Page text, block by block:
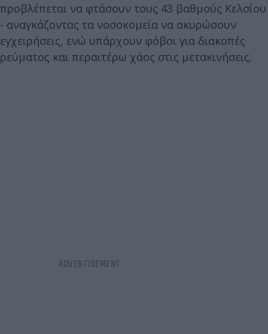
προβλέπεται να φτάσουν τους 43 βαθμούς Κελσίου
- αναγκάζοντας τα νοσοκομεία να ακυρώσουν
εγχειρήσεις, ενώ υπάρχουν φόβοι για διακοπές
ρεύματος και περαιτέρω χάος στις μετακινήσεις.